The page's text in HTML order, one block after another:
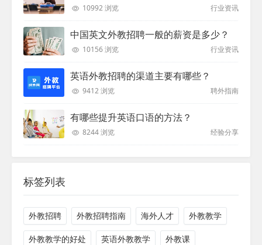
10992 浏览 行业资讯
中国英文外教招聘一般的薪资是多少？
10156 浏览 行业资讯
英语外教招聘的渠道主要有哪些？
9412 浏览 聘外指南
有哪些提升英语口语的方法？
8244 浏览 经验分享
标签列表
外教招聘 外教招聘指南 海外人才 外教教学
外教教学的好处 英语外教教学 外教课